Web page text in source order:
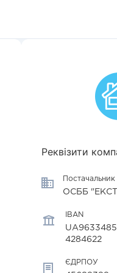
Реквізити
ОСББ
IBAN
4284622
ЄДРПОУ